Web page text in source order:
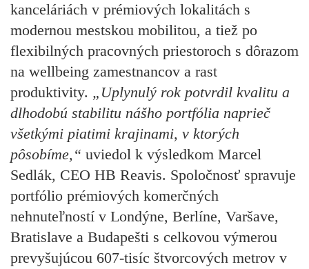
kanceláriách v prémiových lokalitách s
modernou mestskou mobilitou, a tiež po
flexibilných pracovných priestoroch s dôrazom
na wellbeing zamestnancov a rast
produktivity. „Uplynulý rok potvrdil kvalitu a
dlhodobú stabilitu nášho portfólia naprieč
všetkými piatimi krajinami, v ktorých
pôsobíme,“ uviedol k výsledkom Marcel
Sedlák, CEO HB Reavis. Spoločnosť spravuje
portfólio prémiových komerčných
nehnuteľností v Londýne, Berlíne, Varšave,
Bratislave a Budapešti s celkovou výmerou
prevyšujúcou 607-tisíc štvorcových metrov v